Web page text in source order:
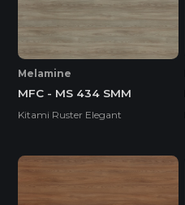
Melamine
MFC - MS 434 SMM
Kitami Ruster Elegant